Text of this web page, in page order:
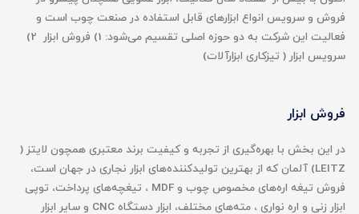
فروش و سرویس انواع ابزارهای قابل استفاده در صنعت چوب است و
فعالیت این شرکت به دو حوزه اصلی تقسیم می‌شود: 1) فروش ابزار 2)
سرویس ابزار ( تیزکاری ابزارآلات)
فروش ابزار
در این بخش با بهره‌گیری از تجربه و کیفیت برند معتبری همچون لایتز (
LEITZ) آلمان که از بهترین تولیدکننده‌های ابزار نجاری در جهان است،
فروش تیغه‌ اره‌های مخصوص چوب و MDF ، تیغچه‌های پرداخت، توپی
ابزار زنی و اره نواری ، مته‌های مختلف، ابزار دستگاه CNC و سایر ابزار